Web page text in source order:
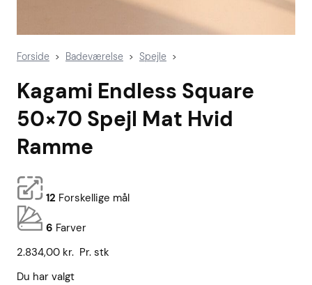
Forside > Badeværelse > Spejle >
Kagami Endless Square
50×70 Spejl Mat Hvid
Ramme
12 Forskellige mål
6 Farver
2.834,00 kr. Pr. stk
Du har valgt